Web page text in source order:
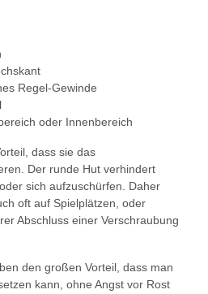
Regel-Gewinde
oder Innenbereich
dass sie das
Der runde Hut verhindert
sich aufzuschürfen. Daher
oft auf Spielplätzen, oder
Abschluss einer Verschraubung
den großen Vorteil, dass man
kann, ohne Angst vor Rost